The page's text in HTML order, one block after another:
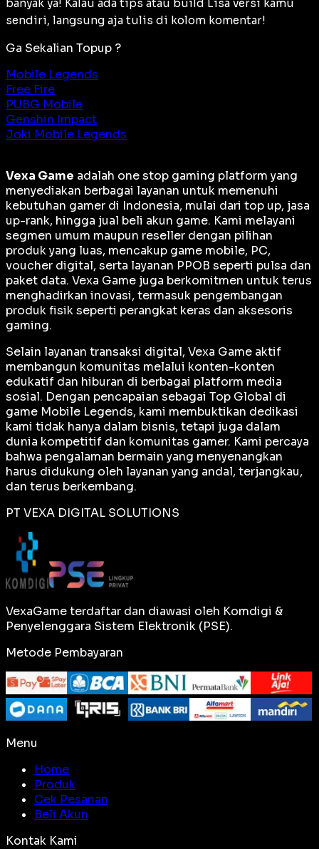
banyak ya! Kalau ada tips atau build Lisa versi kamu
sendiri, langsung aja tulis di kolom komentar!
Ga Sekalian Topup ?
Mobile Legends
Free Fire
PUBG Mobile
Genshin Impact
Joki Mobile Legends
Vexa Game adalah one stop gaming platform yang
menyediakan berbagai layanan untuk memenuhi
kebutuhan gamer di Indonesia, mulai dari top up, jasa
up-rank, hingga jual beli akun game. Kami melayani
segmen umum maupun reseller dengan pilihan
produk yang luas, mencakup game mobile, PC,
voucher digital, serta layanan PPOB seperti pulsa dan
paket data. Vexa Game juga berkomitmen untuk terus
menghadirkan inovasi, termasuk pengembangan
produk fisik seperti perangkat keras dan aksesoris
gaming.
Selain layanan transaksi digital, Vexa Game aktif
membangun komunitas melalui konten-konten
edukatif dan hiburan di berbagai platform media
sosial. Dengan pencapaian sebagai Top Global di
game Mobile Legends, kami membuktikan dedikasi
kami tidak hanya dalam bisnis, tetapi juga dalam
dunia kompetitif dan komunitas gamer. Kami percaya
bahwa pengalaman bermain yang menyenangkan
harus didukung oleh layanan yang andal, terjangkau,
dan terus berkembang.
PT VEXA DIGITAL SOLUTIONS
VexaGame terdaftar dan diawasi oleh Komdigi &
Penyelenggara Sistem Elektronik (PSE).
Metode Pembayaran
Menu
Home
Produk
Cek Pesanan
Beli Akun
Kontak Kami